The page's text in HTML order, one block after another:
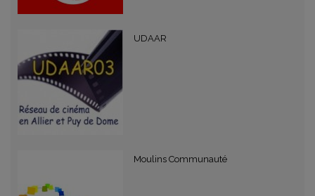
UDAAR
Moulins Communauté